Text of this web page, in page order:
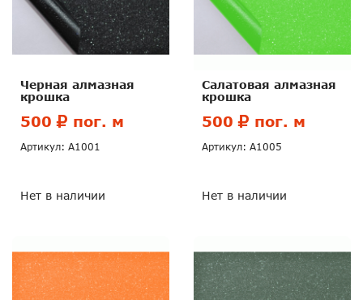
Черная алмазная
крошка
500 пог. м
Артикул: А1001
Нет в наличии
Салатовая алмазная
крошка
500 пог. м
Артикул: А1005
Нет в наличии